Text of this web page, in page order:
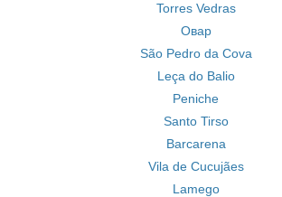
Torres Vedras
Овар
São Pedro da Cova
Leça do Balio
Peniche
Santo Tirso
Barcarena
Vila de Cucujães
Lamego